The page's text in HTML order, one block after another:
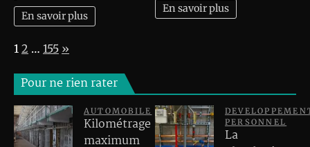
En savoir plus
En savoir plus
Page:
1 2 … 155 Next
»
Pour ne rien rater
AUTOMOBILE
Kilométrage
maximum
PERSONNEL
La